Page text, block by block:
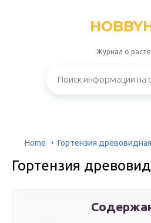
Журнал о
Home Гортензия древовидная
Гортензия